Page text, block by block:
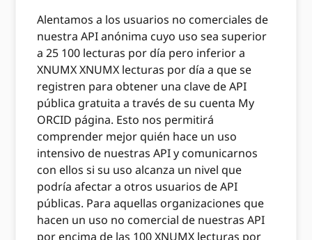
Alentamos a los usuarios no comerciales de
nuestra API anónima cuyo uso sea superior
a 25 100 lecturas por día pero inferior a
XNUMX XNUMX lecturas por día a que se
registren para obtener una clave de API
pública gratuita a través de su cuenta My
ORCID página. Esto nos permitirá
comprender mejor quién hace un uso
intensivo de nuestras API y comunicarnos
con ellos si su uso alcanza un nivel que
podría afectar a otros usuarios de API
públicas. Para aquellas organizaciones que
hacen un uso no comercial de nuestras API
por encima de las 100 XNUMX lecturas por